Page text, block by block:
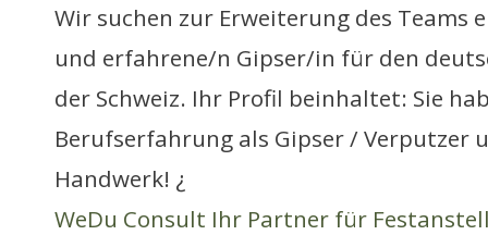
Wir suchen zur Erweiterung des Teams
und erfahrene/n Gipser/in für den
der Schweiz. Ihr Profil beinhaltet: Sie
Berufserfahrung als Gipser / Verputzer
Handwerk! ¿
WeDu Consult Ihr Partner für